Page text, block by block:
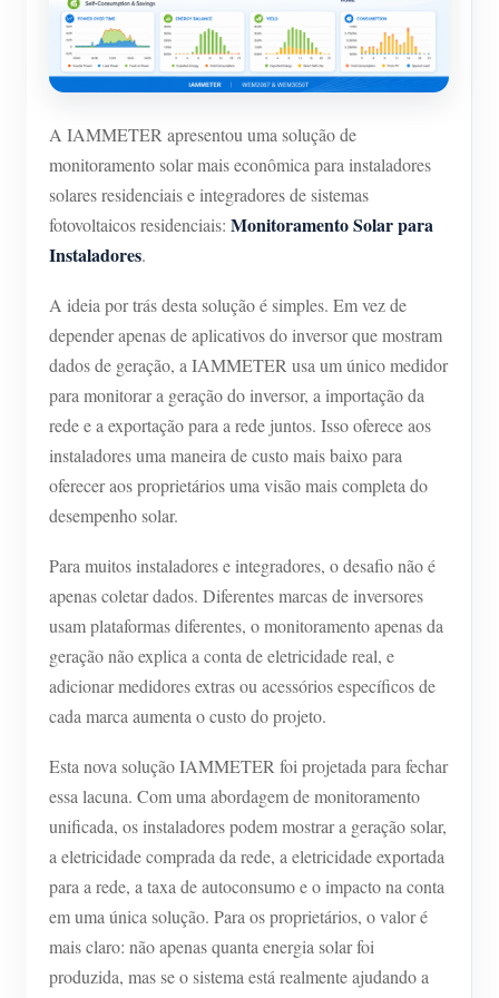
Carregador EV
IAMMETER Simulator
Medidor virtual
Sistema de previsão e simulação de energia
Aplicações
Monitor de energia do sistema solar fotovoltaico
Sistema de controle de aquecedor FV
Automação residencial
Monitoramento de energia da fábrica
Loja
Início rápido do produto
Documento
Vídeo tutorial
Notícias
Comunidade
Programa de contribuidores
Centro de contribuidores
Atividades IAMMETER
Fórum
Ranking FV
Soluções
Contato
Sobre nós
A IAMMETER apresentou uma solução de
monitoramento solar mais econômica para instaladores
solares residenciais e integradores de sistemas
fotovoltaicos residenciais: Monitoramento Solar para
Instaladores.
A ideia por trás desta solução é simples. Em vez de
depender apenas de aplicativos do inversor que mostram
dados de geração, a IAMMETER usa um único medidor
para monitorar a geração do inversor, a importação da
rede e a exportação para a rede juntos. Isso oferece aos
instaladores uma maneira de custo mais baixo para
oferecer aos proprietários uma visão mais completa do
desempenho solar.
Para muitos instaladores e integradores, o desafio não é
apenas coletar dados. Diferentes marcas de inversores
usam plataformas diferentes, o monitoramento apenas da
geração não explica a conta de eletricidade real, e
adicionar medidores extras ou acessórios específicos de
cada marca aumenta o custo do projeto.
Esta nova solução IAMMETER foi projetada para fechar
essa lacuna. Com uma abordagem de monitoramento
unificada, os instaladores podem mostrar a geração solar,
a eletricidade comprada da rede, a eletricidade exportada
para a rede, a taxa de autoconsumo e o impacto na conta
em uma única solução. Para os proprietários, o valor é
mais claro: não apenas quanta energia solar foi
produzida, mas se o sistema está realmente ajudando a